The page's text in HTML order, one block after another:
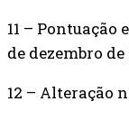
11 – Pontuação
de dezembro de
12 – Alteração